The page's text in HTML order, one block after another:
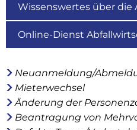
Wissenswertes über die
Online-Dienst
Neuanmeldung/
Mieterwechsel
Änderung der
Beantragung von